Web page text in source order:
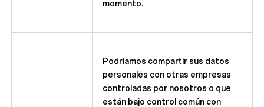
momento.
Podríamos compartir sus datos
personales con otras empresas
controladas por nosotros o que
están bajo control común con